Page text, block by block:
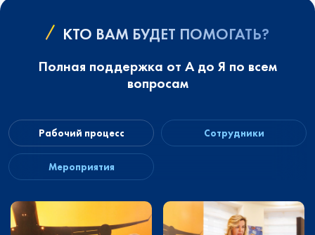
КТО ВАМ БУДЕТ ПОМОГАТЬ?
Полная поддержка от А до Я по всем
вопросам
Рабочий процесс Сотрудники
Мероприятия